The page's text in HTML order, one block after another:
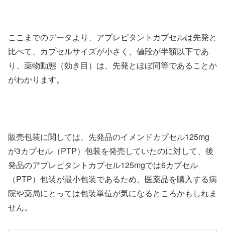
ここまでのデータより、アプレピタントカプセルは先発と
比べて、カプセルサイズが小さく、値段が半額以下であ
り、薬物動態（効き目）は、先発とほぼ同等であることか
がわかります。
販売包装に関しては、先発品のイメンドカプセル125mg
が3カプセル（PTP）包装を発売していたのに対して、後
発品のアプレピタントカプセル125mgでは6カプセル
（PTP）包装が最小包装であるため、医薬品を購入する病
院や薬局にとっては包装単位が気になるところかもしれま
せん。